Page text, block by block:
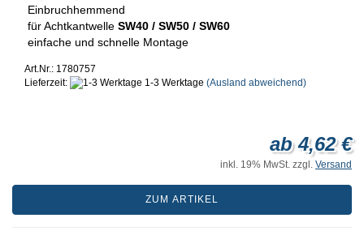
Einbruchhemmend
für Achtkantwelle SW40 / SW50 / SW60
einfache und schnelle Montage
Art.Nr.: 1780757
Lieferzeit:
1-3 Werktage (Ausland abweichend)
ab 4,62 €
inkl. 19% MwSt. zzgl. Versand
ZUM ARTIKEL